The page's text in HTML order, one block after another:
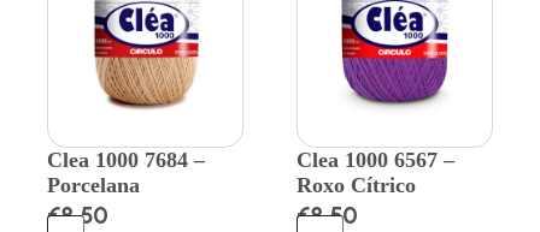
Clea 1000 7684 –
Porcelana
€8.50
Clea 1000 6567 –
Roxo Cítrico
€8.50